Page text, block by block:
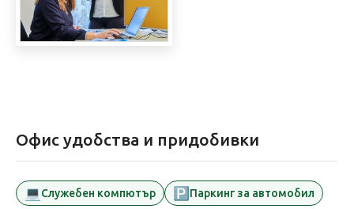
Офис удобства и придобивки
💻 Служебен компютър 🅿️ Паркинг за автомобил